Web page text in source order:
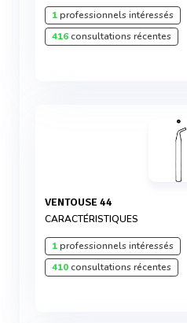
1professionnels intéressés
416consultations récentes
VENTOUSE 44
CARACTÉRISTIQUES
1professionnels intéressés
410consultations récentes